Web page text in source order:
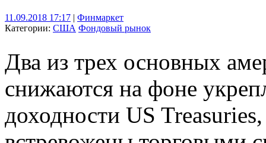
11.09.2018 17:17 | Финмаркет
Категории: США Фондовый рынок
Два из трех основных
снижаются на фоне
доходности US